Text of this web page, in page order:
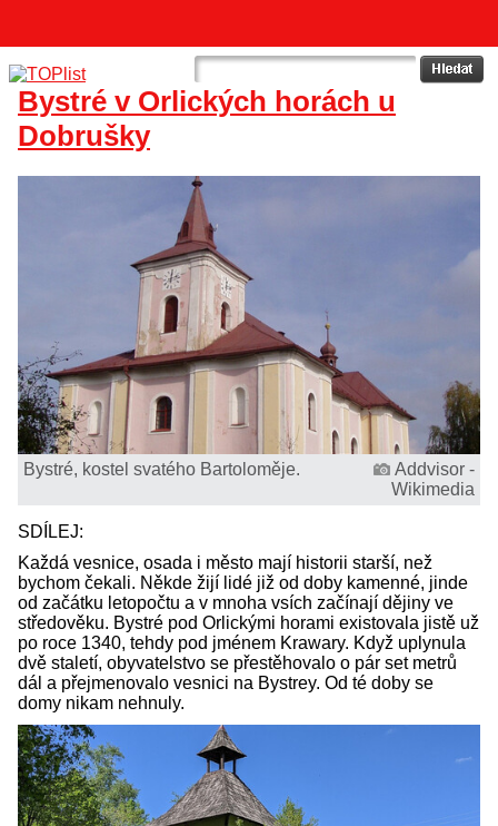
Bystré v Orlických horách u
Dobrušky
Bystré, kostel svatého Bartoloměje.
Addvisor -
Wikimedia
SDÍLEJ:
Každá vesnice, osada i město mají historii starší, než
bychom čekali. Někde žijí lidé již od doby kamenné, jinde
od začátku letopočtu a v mnoha vsích začínají dějiny ve
středověku. Bystré pod Orlickými horami existovala jistě už
po roce 1340, tehdy pod jménem Krawary. Když uplynula
dvě staletí, obyvatelstvo se přestěhovalo o pár set metrů
dál a přejmenovalo vesnici na Bystrey. Od té doby se
domy nikam nehnuly.